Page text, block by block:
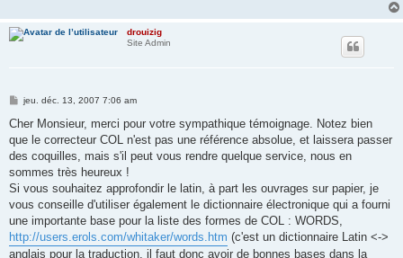
drouizig
Site Admin
M
s
a
g
jeu. déc. 13, 2007 7:06 am
Cher Monsieur, merci pour votre sympathique témoignage. Notez bien
que le correcteur COL n'est pas une référence absolue, et laissera passer
des coquilles, mais s'il peut vous rendre quelque service, nous en
sommes très heureux !
Si vous souhaitez approfondir le latin, à part les ouvrages sur papier, je
vous conseille d'utiliser également le dictionnaire électronique qui a fourni
une importante base pour la liste des formes de COL : WORDS,
http://users.erols.com/whitaker/words.htm (c'est un dictionnaire Latin <->
anglais pour la traduction, il faut donc avoir de bonnes bases dans la